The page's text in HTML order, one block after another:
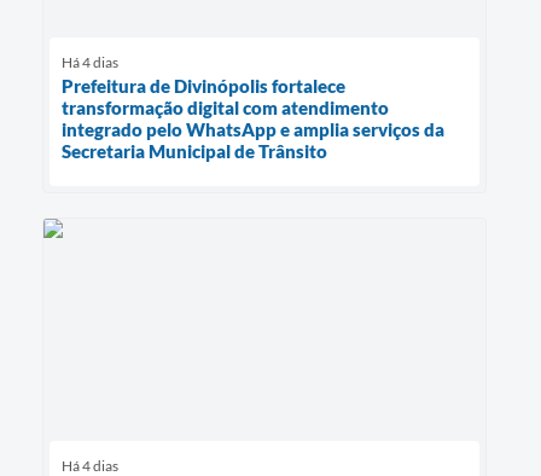
Há 4 dias
Prefeitura de Divinópolis fortalece
transformação digital com atendimento
integrado pelo WhatsApp e amplia serviços da
Secretaria Municipal de Trânsito
Há 4 dias